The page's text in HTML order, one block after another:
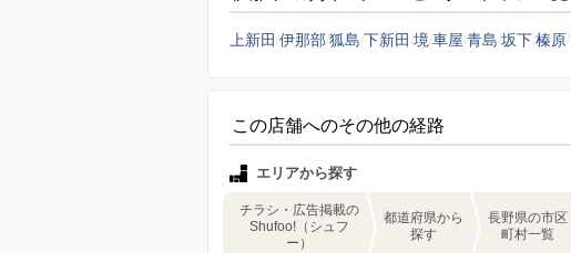
上新田 伊那部狐島 下新田 境 車屋 青島 坂下榛原
この店舗へのその他の経路
エリアから探す
チラシ・広告掲載の
Shufoo!（シュフ
ー）
都道府県から
探す
長野県の市区
町村一覧